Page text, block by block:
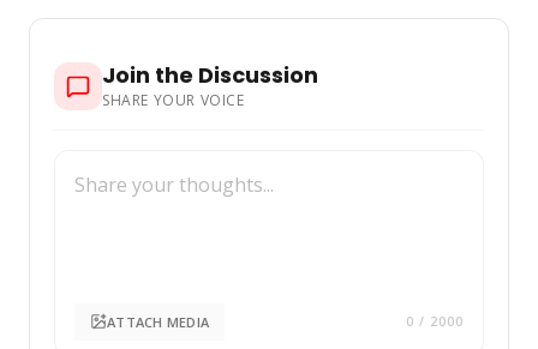
Join the Discussion
SHARE YOUR VOICE
ATTACH MEDIA 0 / 2000